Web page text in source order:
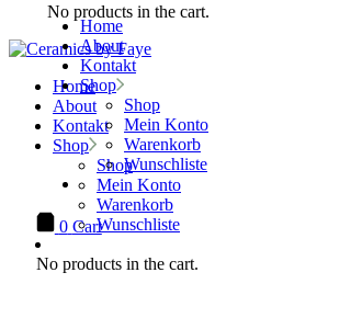
No products in the cart.
Home
About
Kontakt
Shop
Shop
Mein Konto
Warenkorb
Wunschliste
Home
About
Kontakt
Shop
Shop
Mein Konto
Warenkorb
Wunschliste
0 Cart
No products in the cart.